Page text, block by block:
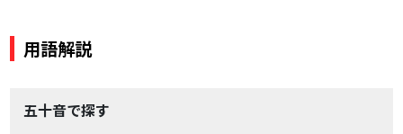
用語解説
五十音で探す